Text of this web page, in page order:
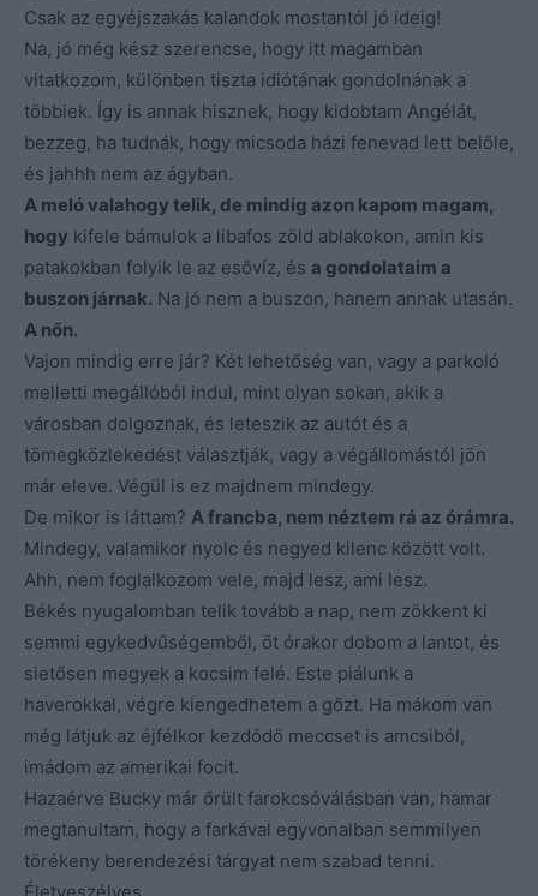
Csak az egyéjszakás kalandok mostantól jó ideig!
Na, jó még kész szerencse, hogy itt magamban
vitatkozom, különben tiszta idiótának gondolnának a
többiek. Így is annak hisznek, hogy kidobtam Angélát,
bezzeg, ha tudnák, hogy micsoda házi fenevad lett belőle,
és jahhh nem az ágyban.
A meló valahogy telik, de mindig azon kapom magam,
hogy kifele bámulok a libafos zöld ablakokon, amin kis
patakokban folyik le az esővíz, és a gondolataim a
buszon járnak. Na jó nem a buszon, hanem annak utasán.
A nőn.
Vajon mindig erre jár? Két lehetőség van, vagy a parkoló
melletti megállóból indul, mint olyan sokan, akik a
városban dolgoznak, és leteszik az autót és a
tömegközlekedést választják, vagy a végállomástól jön
már eleve. Végül is ez majdnem mindegy.
De mikor is láttam? A francba, nem néztem rá az órámra.
Mindegy, valamikor nyolc és negyed kilenc között volt.
Ahh, nem foglalkozom vele, majd lesz, ami lesz.
Békés nyugalomban telik tovább a nap, nem zökkent ki
semmi egykedvűségemből, öt órakor dobom a lantot, és
sietősen megyek a kocsim felé. Este piálunk a
haverokkal, végre kiengedhetem a gőzt. Ha mákom van
még látjuk az éjfélkor kezdődő meccset is amcsiból,
imádom az amerikai focit.
Hazaérve Bucky már őrült farokcsóválásban van, hamar
megtanultam, hogy a farkával egyvonalban semmilyen
törékeny berendezési tárgyat nem szabad tenni.